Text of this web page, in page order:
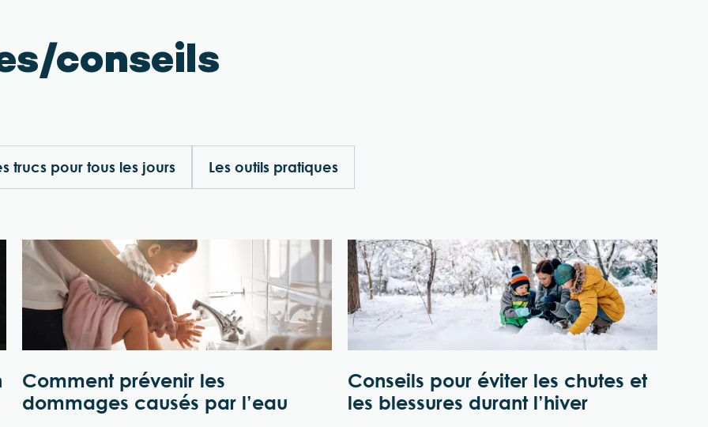
conseils
trucs pour tous les jours Les outils pratiques
Comment prévenir les
dommages causés par l’eau
Conseils pour éviter les chutes et
les blessures durant l’hiver